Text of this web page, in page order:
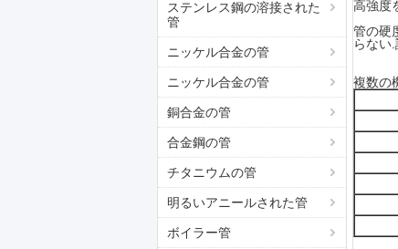
ステンレス鋼の溶接された
管
ニッケル合金の管
ニッケル合金の管
銅合金の管
合金鋼の管
チタニウムの管
明るいアニールされた管
ボイラー管
高強度
管の硬
らない
複数の